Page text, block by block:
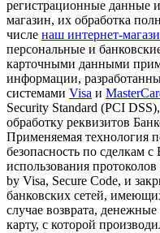
регистрационные данные
магазин, их обработка
числе наш интернет-
персональные и
карточными данными
информации,
системами Visa и
Security Standard (PCI
обработку реквизитов
Применяемая технология
безопасность по сделкам
использования
by Visa, Secure Code, и
банковских сетей,
случае возврата,
карту, с которой